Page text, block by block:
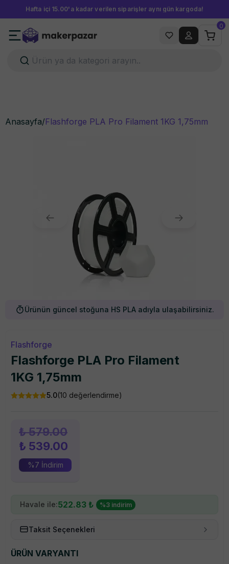
Hafta içi 15.00'a kadar verilen siparişler aynı gün kargoda!
0
Anasayfa/Flashforge PLA Pro Filament 1KG 1,75mm
Ürünün güncel stoğuna HS PLA adıyla ulaşabilirsiniz.
Flashforge
Flashforge PLA Pro Filament
1KG 1,75mm
5.0(10 değerlendirme)
₺ 579.00
₺ 539.00
%7 İndirim
Havale ile:522.83 ₺ %3 indirim
Taksit Seçenekleri
ÜRÜN VARYANTI